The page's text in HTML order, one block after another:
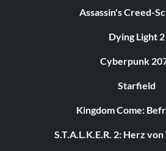
Assassin's Creed-
Dying Light 2
Cyberpunk
Starfield
Kingdom Come:
S.T.A.L.K.E.R. 2: Herz